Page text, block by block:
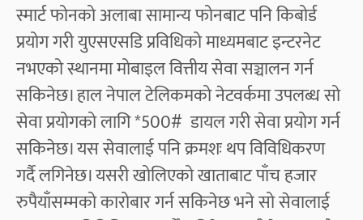
स्मार्ट फोनको अलाबा सामान्य फोनबाट पनि किबोर्ड
प्रयोग गरी युएसएसडि प्रविधिको माध्यमबाट इन्टरनेट
नभएको स्थानमा मोबाइल वित्तीय सेवा सञ्चालन गर्न
सकिनेछ। हाल नेपाल टेलिकमको नेटवर्कमा उपलब्ध सो
सेवा प्रयोगको लागि*500# डायल गरी सेवा प्रयोग गर्न
सकिनेछ। यस सेवालाई पनि क्रमशः थप विविधिकरण
गर्दै लगिनेछ। यसरी खोलिएको खाताबाट पाँच हजार
रुपैयाँसम्मको कारोबार गर्न सकिनेछ भने सो सेवालाई